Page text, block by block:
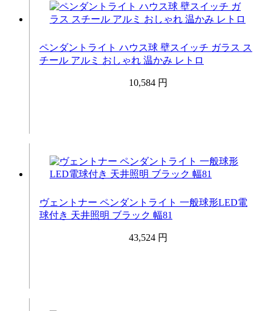
ペンダントライト ハウス球 壁スイッチ ガラス ス
チール アルミ おしゃれ 温かみ レトロ
10,584 円
ヴェントナー ペンダントライト 一般球形LED電
球付き 天井照明 ブラック 幅81
43,524 円